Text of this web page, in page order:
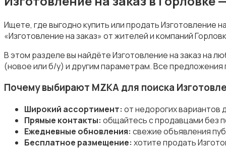
Автоуслуги
Ищете, где выгодно купить или продать Изготовление
«Изготовление на заказ» от жителей и компаний
В этом разделе вы найдёте Изготовление на заказ на
(новое или б/у) и другим параметрам. Все
Почему выбирают MZKA для поиска
Широкий ассортимент: от недорогих вариантов
Прямые контакты: общайтесь с продавцами без
Ежедневные обновления: свежие объявления
Бесплатное размещение: хотите продать